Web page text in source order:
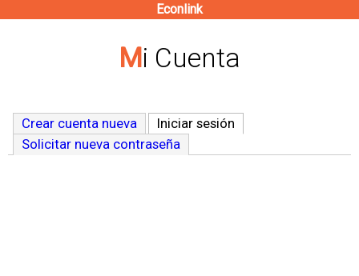
contenido
Econlink
Mi Cuenta
Crear cuenta nueva Iniciar sesión
Solicitar nueva contraseña